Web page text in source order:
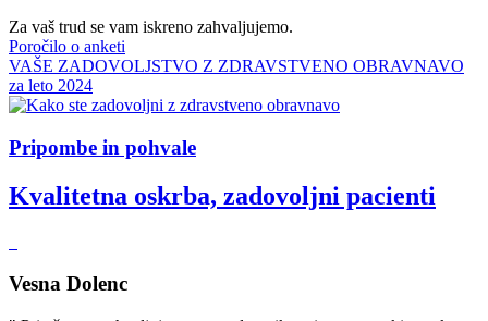
Za vaš trud se vam iskreno zahvaljujemo.
Poročilo o anketi
VAŠE ZADOVOLJSTVO Z ZDRAVSTVENO OBRAVNAVO
za leto 2024
Pripombe in pohvale
Kvalitetna oskrba, zadovoljni pacienti
Vesna Dolenc